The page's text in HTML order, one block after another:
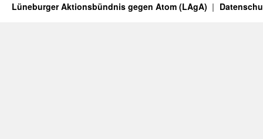
Lüneburger Aktionsbündnis gegen Atom (LAgA)